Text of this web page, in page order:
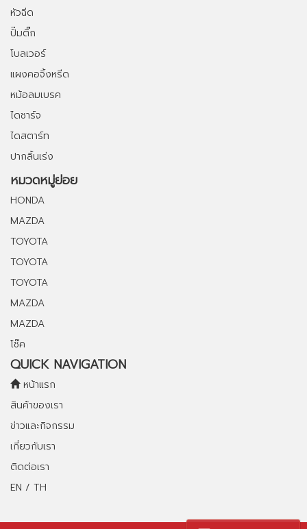
หัวฉีด
ปั๊มติ๊ก
โบลเวอร์
แผงคอจิ้งหรีด
หม้อลมเบรค
ไดชาร์จ
ไดสตาร์ท
ปากลิ้นเร่ง
หมวดหมู่ย่อย
HONDA
MAZDA
TOYOTA
TOYOTA
TOYOTA
MAZDA
MAZDA
โช๊ค
QUICK NAVIGATION
หน้าแรก
สินค้าของเรา
ข่าวและกิจกรรม
เกี่ยวกับเรา
ติดต่อเรา
EN / TH